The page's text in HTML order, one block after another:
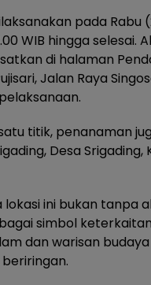
pada Rabu
WIB hingga selesai.
di halaman
Jalan Raya
titik, penanaman
Desa
lokasi ini bukan tanpa
simbol
dan warisan